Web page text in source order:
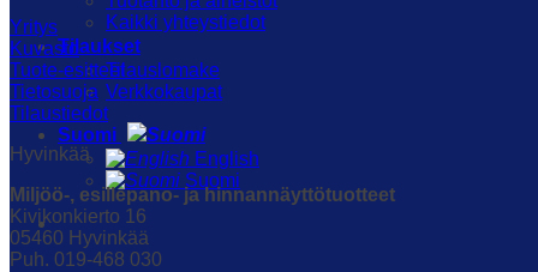
Kaikki yhteystiedot
Tilaukset
Tilauslomake
Verkkokaupat
Suomi
English
Suomi
Yritys
Kuvasto
Tuote-esitteet
Tietosuoja
Tilaustiedot
Hyvinkää
Miljöö-, esillepano- ja hinnannäyttötuotteet
Kivikonkierto 16
05460 Hyvinkää
Puh. 019-468 030